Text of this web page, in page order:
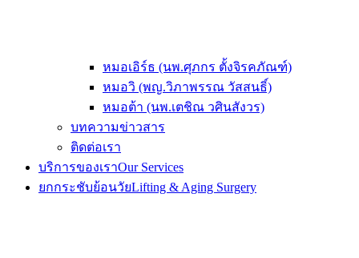
หมอเอิร์ธ (นพ.ศุภกร ตั้งจิรคภัณฑ์)
หมอวิ (พญ.วิภาพรรณ วัสสนธิ์)
หมอต้า (นพ.เตชิณ วศินสังวร)
บทความข่าวสาร
ติดต่อเรา
บริการของเราOur Services
ยกกระชับย้อนวัยLifting & Aging Surgery